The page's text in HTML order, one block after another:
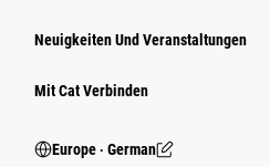
Neuigkeiten Und Veranstaltungen
Mit Cat Verbinden
Europe ‧ German